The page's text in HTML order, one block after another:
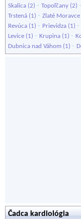
Skalica (2) - Topoľčany (2) -
Trstená (1) - Zlaté Moravce
Revúca (1) - Prievidza (1) -
Levice (1) - Krupina (1) -
Dubnica nad Váhom (1) -
Čadca kardiológia